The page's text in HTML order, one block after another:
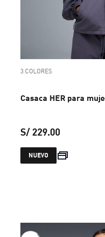
3 COLORES
Casaca HER para
S/ 229.00
precio
NUEVO